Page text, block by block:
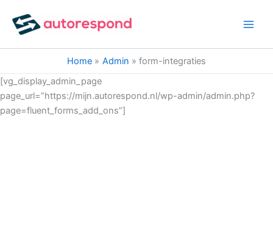
naar
inhoud
Home
Admin
form-integraties
[vg_display_admin_page
page_url=”https://mijn.autorespond.nl/wp-admin/admin.php?
page=fluent_forms_add_ons”]